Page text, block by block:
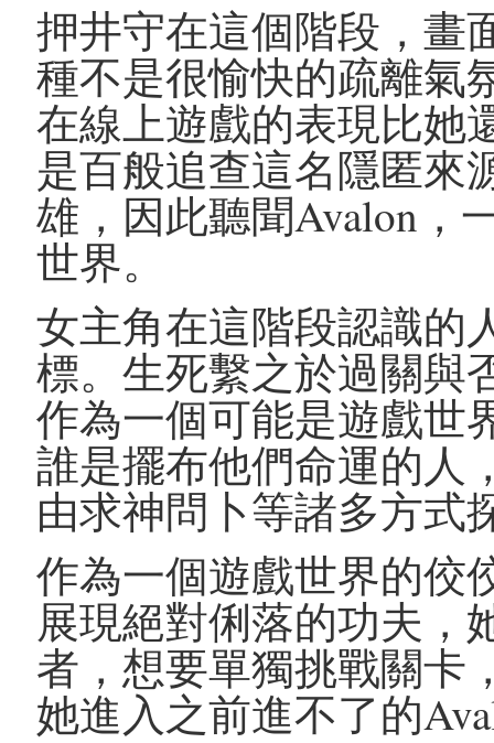
押井守在這個階段，畫
種不是很愉快的疏離氣
在線上遊戲的表現比她
是百般追查這名隱匿來
雄，因此聽聞Avalon，
世界。
女主角在這階段認識的
標。生死繫之於過關與
作為一個可能是遊戲世
誰是擺布他們命運的人
由求神問卜等諸多方式
作為一個遊戲世界的佼
展現絕對俐落的功夫，
者，想要單獨挑戰關卡
她進入之前進不了的